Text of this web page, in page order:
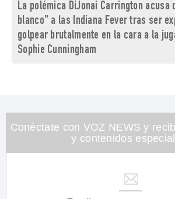
La polémica DiJonai Carrington acusa
blanco" a las Indiana Fever tras ser
golpear brutalmente en la cara a la
Sophie Cunningham
Conéctate con VOZ NEWS y
y contenidos